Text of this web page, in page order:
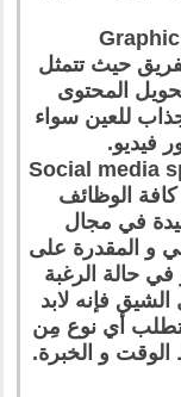
حيث تتمثل
المحتوى
للعين سواء
فيديو.
الوظائف
في مجال
و المقدرة على
في حالة الرغبة
فإنه لابد
أي نوع مِن
و الخبرة.